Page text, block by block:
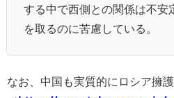
する中で西側との関係は不安
を取るのに苦慮している。
なお、中国も実質的にロシア擁